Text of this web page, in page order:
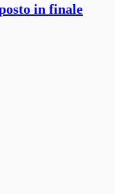
in finale